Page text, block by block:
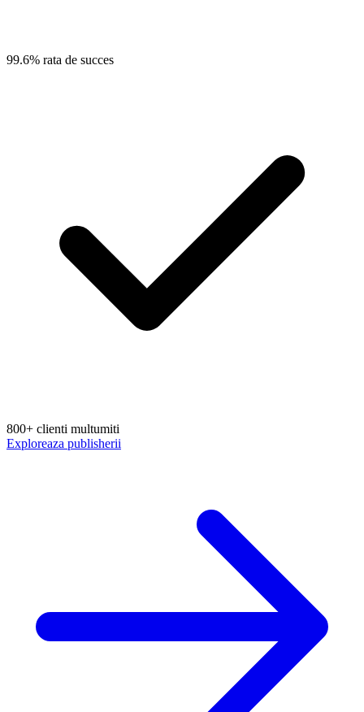
99.6% rata de succes
800+ clienti multumiti
Exploreaza publisherii